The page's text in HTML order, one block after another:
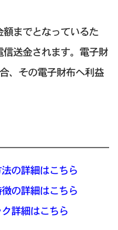
までとなっているた
送金されます。電子財
、その電子財布へ利益
の詳細はこちら
の詳細はこちら
詳細はこちら